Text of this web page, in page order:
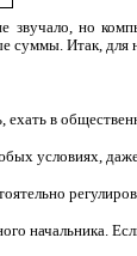
звучало, но
суммы. Итак, для
ехать в
условиях, даже
начальника.